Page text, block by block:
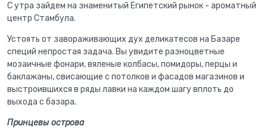
С утра зайдем на знаменитый Египетский рынок - ароматный
центр Стамбула.
Устоять от завораживающих дух деликатесов на Базаре
специй непростая задача. Вы увидите разноцветные
мозаичные фонари, вяленые колбасы, помидоры, перцы и
баклажаны, свисающие с потолков и фасадов магазинов и
выстроившихся в ряды лавки на каждом шагу вплоть до
выхода с базара.
Принцевы острова